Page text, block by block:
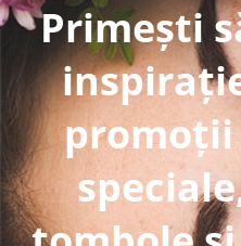
Primești